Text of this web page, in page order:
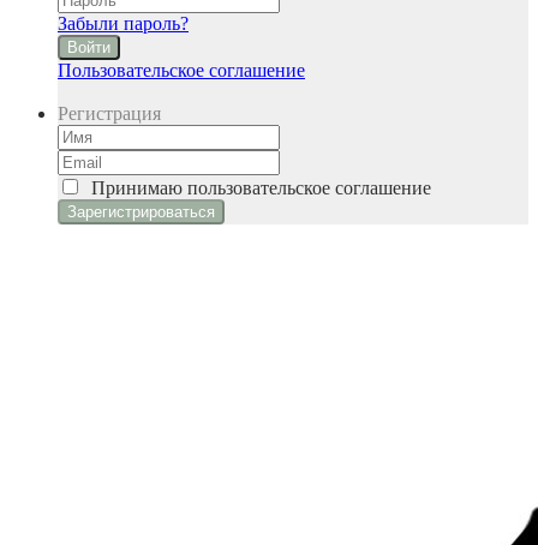
Забыли пароль?
Войти
Пользовательское соглашение
Регистрация
Принимаю пользовательское соглашение